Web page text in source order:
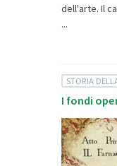
dell'arte. Il
...
STORIA
I fondi